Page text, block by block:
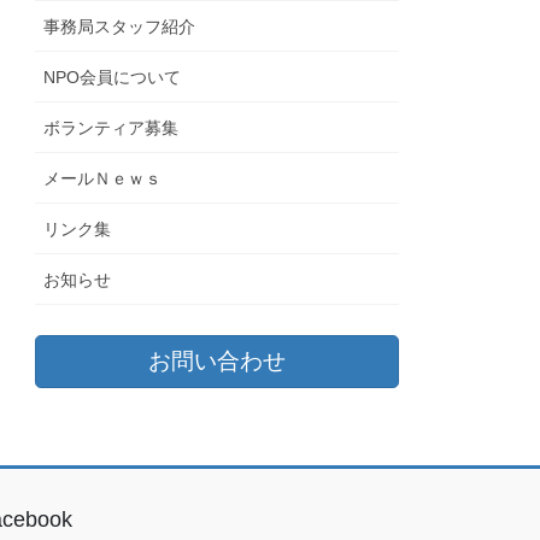
事務局スタッフ紹介
NPO会員について
ボランティア募集
メールＮｅｗｓ
リンク集
お知らせ
お問い合わせ